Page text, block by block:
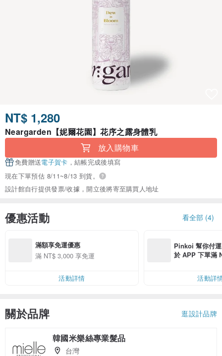
NT$ 1,280
Neargarden【妮爾花園】花序之露身體乳
放入購物車
免費贈送電子賀卡 ，結帳完成後填寫
現在下單預估 8/11~8/13 到貨。
設計館自行提供發票/收據，開立後將寄至購買人地址
優惠活動 看全部 (4)
滿額享免運優惠
滿 NT$ 3,000 享免運
活動詳情
Pinkoi 幫你付
於 APP 下單滿
活動詳
關於品牌 逛設計品牌
韓國米樂絲專業髮品
台灣